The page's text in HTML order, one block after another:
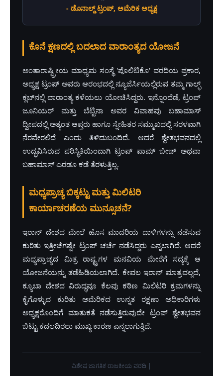
- ಡೊನಾಲ್ಡ್ ಟ್ರಂಪ್, ಅಮೆರಿಕ ಅಧ್ಯಕ್ಷ
ಕೊನೆ ಕ್ಷಣದಲ್ಲಿ ಬದಲಾದ ವಾರಾಂತ್ಯದ ಯೋಜನೆ
ಅಂತಾರಾಷ್ಟ್ರೀಯ ಮಾಧ್ಯಮ ಸಂಸ್ಥೆ 'ಪೊಲಿಟಿಕೊ' ವರದಿಯ ಪ್ರಕಾರ,
ಅಧ್ಯಕ್ಷ ಟ್ರಂಪ್ ಅವರು ಆರಂಭದಲ್ಲಿ ನ್ಯೂಜೆರ್ಸಿಯಲ್ಲಿರುವ ತಮ್ಮ ಗಾಲ್ಫ್
ಕ್ಲಬ್‌ನಲ್ಲಿ ವಾರಾಂತ್ಯ ಕಳೆಯಲು ಯೋಚಿಸಿದ್ದರು. ಇನ್ನೊಂದೆಡೆ, ಟ್ರಂಪ್
ಜೂನಿಯರ್ ಮತ್ತು ಬೆಟ್ಟಿನಾ ಅವರ ವಿವಾಹವು ಬಹಾಮಾಸ್
ದ್ವೀಪದಲ್ಲಿ ಅತ್ಯಂತ ಆಪ್ತರು ಹಾಗೂ ಸ್ನೇಹಿತರ ಸಮ್ಮುಖದಲ್ಲಿ ಸರಳವಾಗಿ
ನೆರವೇರಲಿದೆ ಎಂದು ತಿಳಿದುಬಂದಿದೆ. ಆದರೆ ಶ್ವೇತಭವನದಲ್ಲಿ
ಉದ್ಭವಿಸಿರುವ ಪರಿಸ್ಥಿತಿಯಿಂದಾಗಿ ಟ್ರಂಪ್ ಪಾಮ್ ಬೀಚ್ ಅಥವಾ
ಬಹಾಮಾಸ್ ಎರಡೂ ಕಡೆ ತೆರಳುತ್ತಿಲ್ಲ.
ಮಧ್ಯಪ್ರಾಚ್ಯ ಬಿಕ್ಕಟ್ಟು ಮತ್ತು ಮಿಲಿಟರಿ
ಕಾರ್ಯಾಚರಣೆಯ ಮುನ್ಸೂಚನೆ?
ಇರಾನ್ ದೇಶದ ಮೇಲೆ ಹೊಸ ಮಾದರಿಯ ದಾಳಿಗಳನ್ನು ನಡೆಸುವ
ಕುರಿತು ಇತ್ತೀಚೆಗಷ್ಟೇ ಟ್ರಂಪ್ ಚರ್ಚೆ ನಡೆಸಿದ್ದರು ಎನ್ನಲಾಗಿದೆ. ಆದರೆ
ಮಧ್ಯಪ್ರಾಚ್ಯದ ಮಿತ್ರ ರಾಷ್ಟ್ರಗಳ ಮನವಿಯ ಮೇರೆಗೆ ಸದ್ಯಕ್ಕೆ ಆ
ಯೋಜನೆಯನ್ನು ತಡೆಹಿಡಿಯಲಾಗಿದೆ. ಕೇವಲ ಇರಾನ್ ಮಾತ್ರವಲ್ಲದೆ,
ಕ್ಯೂಬಾ ದೇಶದ ವಿರುದ್ಧವೂ ಕೆಲವು ಕಠಿಣ ಮಿಲಿಟರಿ ಕ್ರಮಗಳನ್ನು
ಕೈಗೊಳ್ಳುವ ಕುರಿತು ಅಮೆರಿಕದ ಉನ್ನತ ರಕ್ಷಣಾ ಅಧಿಕಾರಿಗಳು
ಅಧ್ಯಕ್ಷರೊಂದಿಗೆ ಮಾತುಕತೆ ನಡೆಸುತ್ತಿರುವುದೇ ಟ್ರಂಪ್ ಶ್ವೇತಭವನ
ಬಿಟ್ಟು ಕದಲದಿರಲು ಮುಖ್ಯ ಕಾರಣ ಎನ್ನಲಾಗುತ್ತಿದೆ.
ವಿಶೇಷ ಜಾಗತಿಕ ರಾಜಕೀಯ ವರದಿ |